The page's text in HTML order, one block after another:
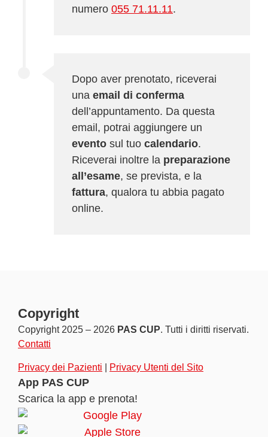
numero 055 71.11.11.
Dopo aver prenotato, riceverai
una email di conferma
dell’appuntamento. Da questa
email, potrai aggiungere un
evento sul tuo calendario.
Riceverai inoltre la preparazione
all’esame, se prevista, e la
fattura, qualora tu abbia pagato
online.
Copyright
Copyright 2025 – 2026 PAS CUP. Tutti i diritti riservati.
Contatti
Privacy dei Pazienti Privacy Utenti del Sito
App PAS CUP
Scarica la app e prenota!